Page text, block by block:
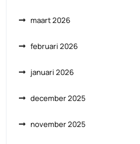
maart 2026
februari 2026
januari 2026
december 2025
november 2025